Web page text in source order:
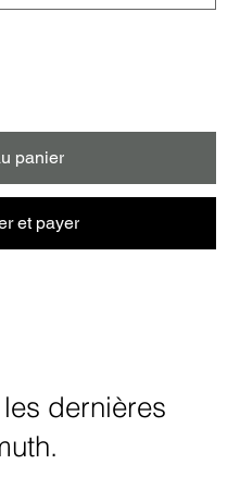
panier
et payer
dernières